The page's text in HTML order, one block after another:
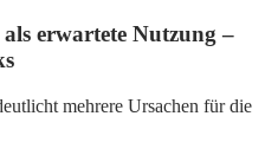
erwartete Nutzung –
mehrere Ursachen für die